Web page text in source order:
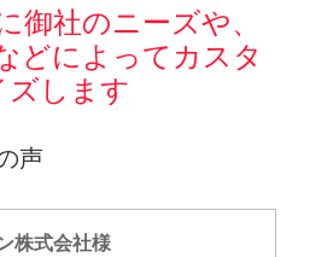
御社のニーズや、
どによってカスタ
ズします
声
株式会社様